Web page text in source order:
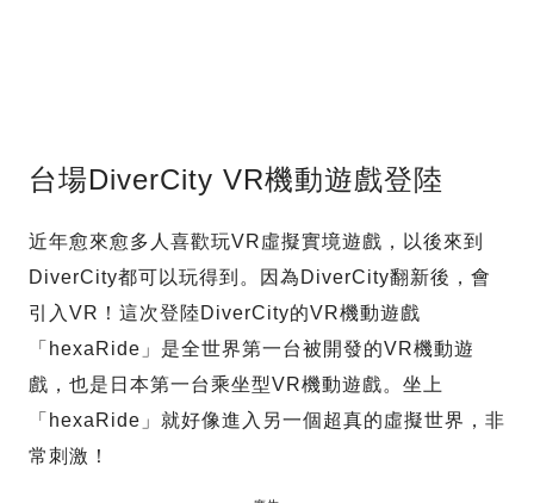
台場DiverCity VR機動遊戲登陸
近年愈來愈多人喜歡玩VR虛擬實境遊戲，以後來到
DiverCity都可以玩得到。因為DiverCity翻新後，會
引入VR！這次登陸DiverCity的VR機動遊戲
「hexaRide」是全世界第一台被開發的VR機動遊
戲，也是日本第一台乘坐型VR機動遊戲。坐上
「hexaRide」就好像進入另一個超真的虛擬世界，非
常刺激！